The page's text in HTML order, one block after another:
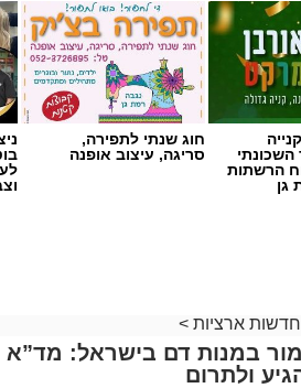
השכונתי
הרשתות
גן
חוג שנתי לתפירה,
סריגה, עיצוב אופנה
חדשות ארציות >
במנות דם בישראל: מד”א
ולתרום